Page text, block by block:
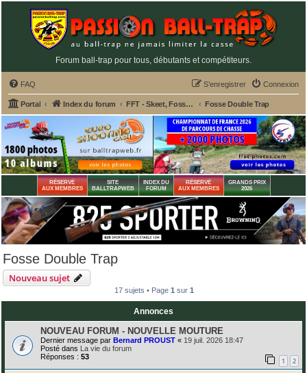
Forum ball-trap pour tous, débutants et compétiteurs.
FAQ Connexion
S’enregistrer
Portal Index du forum FFT - Skeet, Fosse Olympique, Double Trap Fosse Double Trap
RÉSERVÉ
AUX MEMBRES
SITE
BALLTRAPWEB
INDEX DU
FORUM
RÉSERVÉ
AUX MEMBRES
GRANDS PRIX
2026
Fosse Double Trap
Nouveau sujet
17 sujets • Page 1 sur 1
Annonces
NOUVEAU FORUM - NOUVELLE MOUTURE
Dernier message par Bernard PROUST « 19 juil. 2026 18:47
Posté dans La vie du forum
Réponses : 53 1 2